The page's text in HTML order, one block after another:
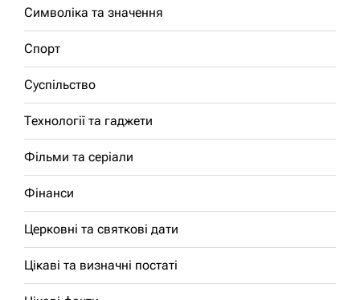
Символіка та значення
Спорт
Суспільство
Технології та гаджети
Фільми та серіали
Фінанси
Церковні та святкові дати
Цікаві та визначні постаті